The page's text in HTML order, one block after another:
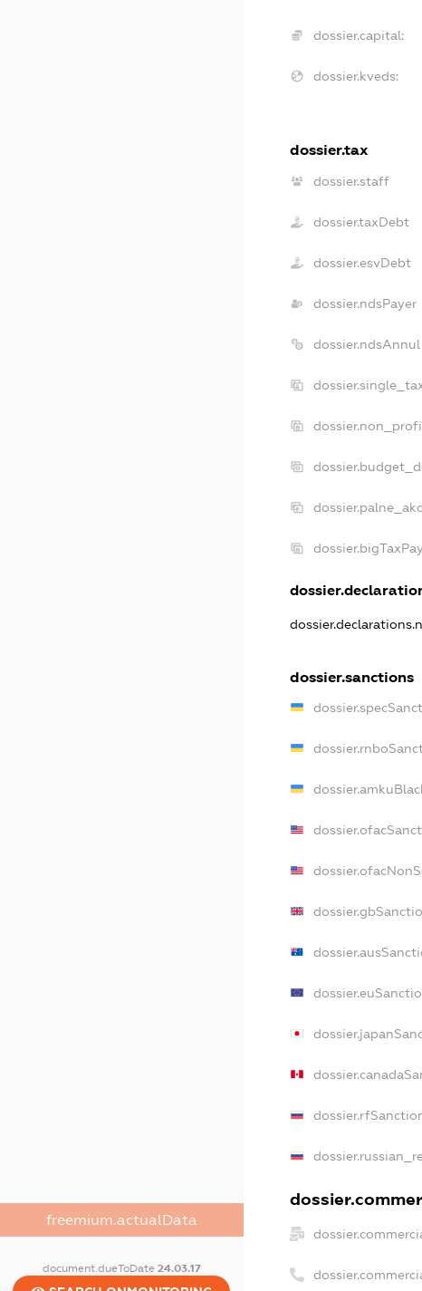
freemium.actualData
document.dueToDate 24.03.17
dossier.capital:
dossier.kveds:
dossier.tax
dossier.staff
dossier.taxDebt
dossier.esvDebt
dossier.ndsPayer
dossier.ndsAnnul
dossier.sanctions